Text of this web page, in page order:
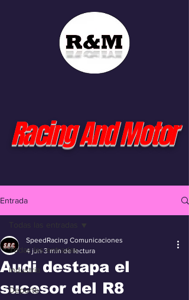
Racing And Motor
Entrada
Todas las entradas
Industria
Deporte
Todas las entradas
Audi destapa el
sucesor del R8
SpeedRacing Comunicaciones
4 jun 3 min de lectura